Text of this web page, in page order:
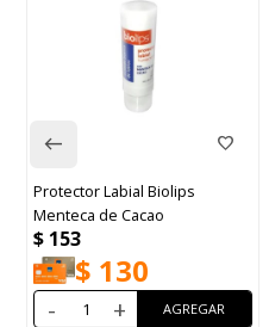
Protector Labial Biolips
Menteca de Cacao
$ 153
$ 130
- +